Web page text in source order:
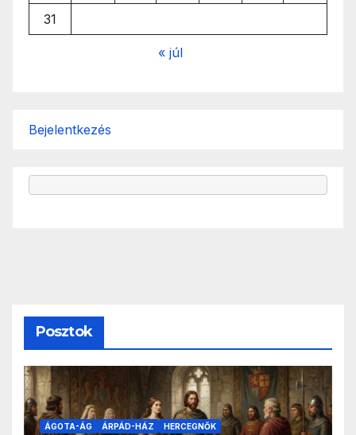
31
« júl
Bejelentkezés
Posztok
ÁGOTA-ÁG ÁRPÁD-HÁZ HERCEGNŐK